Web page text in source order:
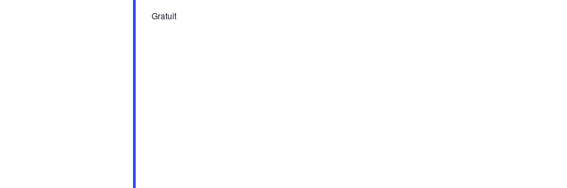
Gratuit